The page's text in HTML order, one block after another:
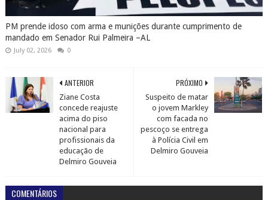
PM prende idoso com arma e munições durante cumprimento de
mandado em Senador Rui Palmeira –AL
July 02, 2026 0
PRÓXIMO
Suspeito de matar
o jovem Markley
com facada no
pescoço se entrega
à Polícia Civil em
Delmiro Gouveia
ANTERIOR
Ziane Costa
concede reajuste
acima do piso
nacional para
profissionais da
educação de
Delmiro Gouveia
COMENTÁRIOS